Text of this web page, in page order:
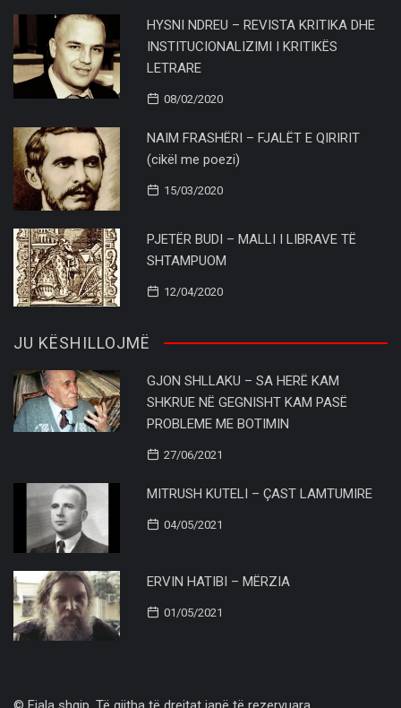
HYSNI NDREU – REVISTA KRITIKA DHE
INSTITUCIONALIZIMI I KRITIKËS
LETRARE
08/02/2020
NAIM FRASHËRI – FJALËT E QIRIRIT
(cikël me poezi)
15/03/2020
PJETËR BUDI – MALLI I LIBRAVE TË
SHTAMPUOM
12/04/2020
JU KËSHILLOJMË
GJON SHLLAKU – SA HERË KAM
SHKRUE NË GEGNISHT KAM PASË
PROBLEME ME BOTIMIN
27/06/2021
MITRUSH KUTELI – ÇAST LAMTUMIRE
04/05/2021
ERVIN HATIBI – MËRZIA
01/05/2021